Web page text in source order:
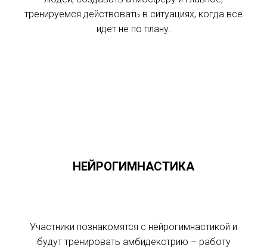
тренируемся действовать в ситуациях, когда все
идет не по плану.
НЕЙРОГИМНАСТИКА
Участники познакомятся с нейрогимнастикой и
будут тренировать амбидекстрию – работу